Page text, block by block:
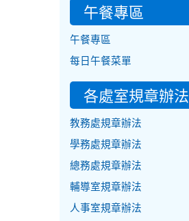
午餐專區
午餐專區
每日午餐菜單
各處室規章辦法
教務處規章辦法
學務處規章辦法
總務處規章辦法
輔導室規章辦法
人事室規章辦法